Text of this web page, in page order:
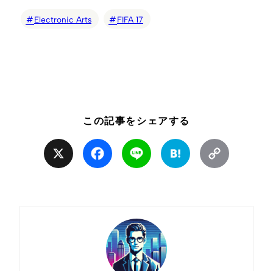
Electronic Arts FIFA 17
この記事をシェアする
Facebook Line Hatena